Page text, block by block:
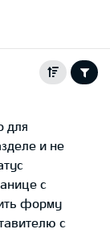
для
и не
с
форму
с